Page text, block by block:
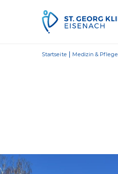
Startseite Medizin & Pflege